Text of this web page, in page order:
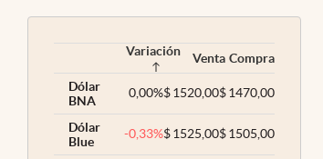
Variación Venta Compra
Dólar
BNA
0,00%$1520,00$1470,00
Dólar
Blue
-0,33%$1525,00$1505,00